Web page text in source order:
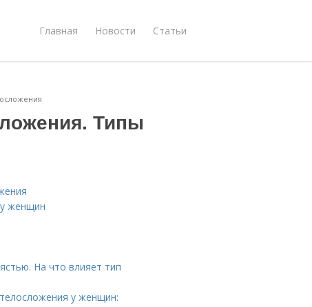
Главная Новости Статьи
Типы
женщин
На что влияет тип
у женщин: